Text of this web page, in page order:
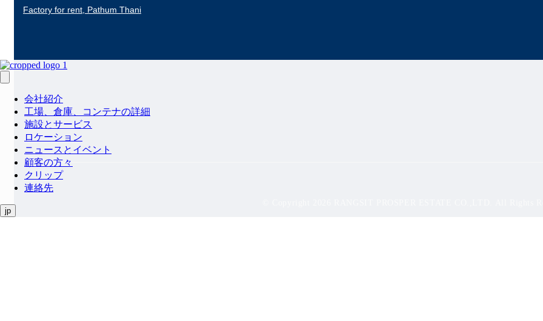
Factory for rent, Pathum Thani
会社紹介
工場、倉庫、コンテナの詳細
施設とサービス
ロケーション
ニュースとイベント
顧客の方々
クリップ
連絡先
jp